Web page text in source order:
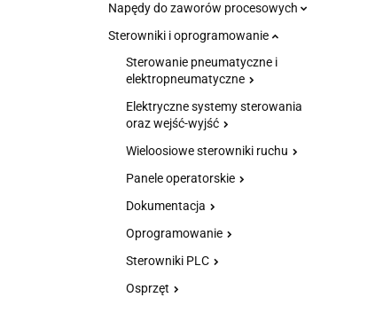
Napędy do zaworów procesowych
Sterowniki i oprogramowanie
Sterowanie pneumatyczne i
elektropneumatyczne
Elektryczne systemy sterowania
oraz wejść-wyjść
Wieloosiowe sterowniki ruchu
Panele operatorskie
Dokumentacja
Oprogramowanie
Sterowniki PLC
Osprzęt